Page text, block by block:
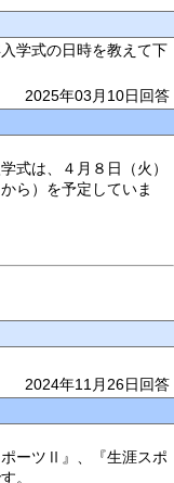
学式の日時を教えて下
2025年03月10日回答
式は、４月８日（火）
ら）を予定していま
2024年11月26日回答
ーツⅡ』、『生涯スポ
。